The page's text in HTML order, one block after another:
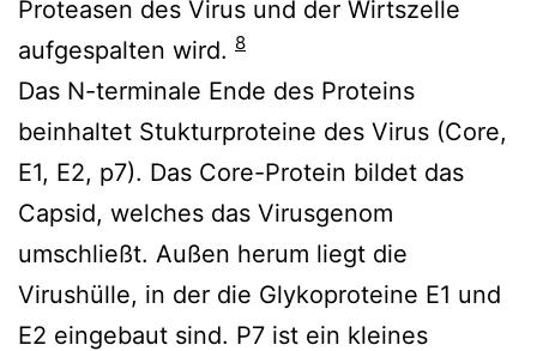
Proteasen des Virus und der Wirtszelle
aufgespalten wird. 8
Das N-terminale Ende des Proteins
beinhaltet Stukturproteine des Virus (Core,
E1, E2, p7). Das Core-Protein bildet das
Capsid, welches das Virusgenom
umschließt. Außen herum liegt die
Virushülle, in der die Glykoproteine E1 und
E2 eingebaut sind. P7 ist ein kleines